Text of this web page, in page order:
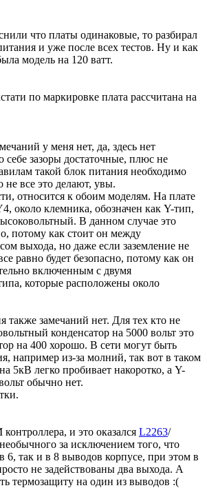
что платы одинаковые, то разбирал
и уже после всех тестов. Ну и как
модель на 120 ватт.
по маркировке плата рассчитана на
у меня нет, да, здесь нет
себе зазоры достаточные, плюс не
такой блок питания необходимо
не все это делают, увы.
относится к обоим моделям. На плате
около клемника, обозначен как Y-тип,
В данном случае это
потому как стоит он между
выхода, но даже если заземление не
равно будет безопасно, потому как он
включенным с двумя
которые расположены около
также замечаний нет. Для тех кто не
конденсатор на 5000 вольт это
на 400 хорошо. В сети могут быть
например из-за молний, так вот в таком
5кВ легко пробивает накоротко, а Y-
обычно нет.
и это оказался L2263/
за исключением того, что
6, так и в 8 выводов корпусе, при этом в
не задействованы два выхода. А
термозащиту на один из выводов :(